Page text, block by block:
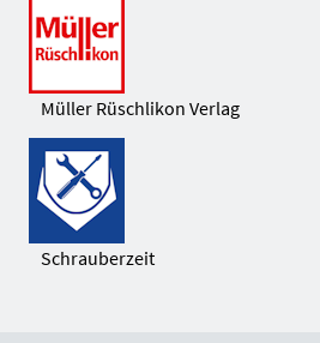
Müller Rüschlikon Verlag
Schrauberzeit